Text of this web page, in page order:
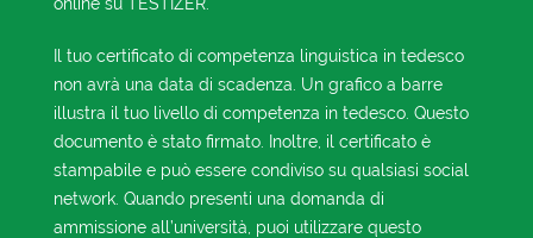
Il tuo certificato di competenza linguistica in tedesco
non avrà una data di scadenza. Un grafico a barre
illustra il tuo livello di competenza in tedesco. Questo
documento è stato firmato. Inoltre, il certificato è
stampabile e può essere condiviso su qualsiasi social
network. Quando presenti una domanda di
ammissione all’università, puoi utilizzare questo